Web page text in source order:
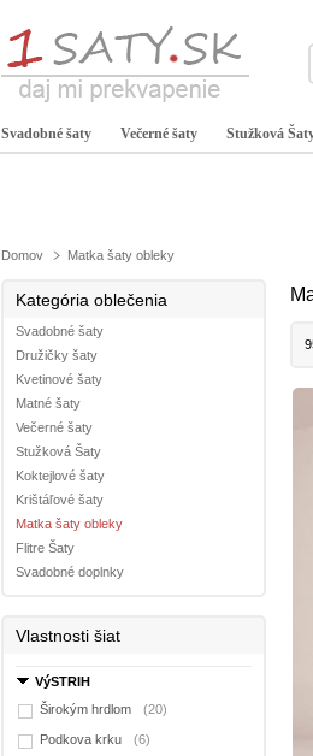
Svadobné šaty Večerné šaty Stužková
Domov Matka šaty obleky
Kategória oblečenia
Svadobné šaty
Družičky šaty
Kvetinové šaty
Matné šaty
Večerné šaty
Stužková Šaty
Koktejlové šaty
Krištáľové šaty
Matka šaty obleky
Flitre Šaty
Svadobné doplnky
Vlastnosti šiat
VýSTRIH
Širokým hrdlom
(20)
Podkova krku (6)